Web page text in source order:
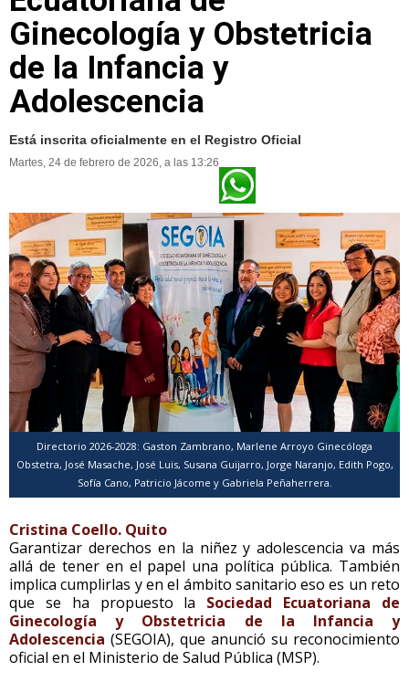
Ginecología y Obstetricia
de la Infancia y
Adolescencia
Está inscrita oficialmente en el Registro Oficial
Martes, 24 de febrero de 2026, a las 13:26
Directorio 2026-2028: Gaston Zambrano, Marlene Arroyo Ginecóloga
Obstetra, José Masache, José Luis, Susana Guijarro, Jorge Naranjo, Edith Pogo,
Sofía Cano, Patricio Jácome y Gabriela Peñaherrera.
Cristina Coello. Quito
Garantizar derechos en la niñez y adolescencia va más
allá de tener en el papel una política pública. También
implica cumplirlas y en el ámbito sanitario eso es un reto
que se ha propuesto la Sociedad Ecuatoriana de
Ginecología y Obstetricia de la Infancia y
Adolescencia (SEGOIA), que anunció su reconocimiento
oficial en el Ministerio de Salud Pública (MSP).